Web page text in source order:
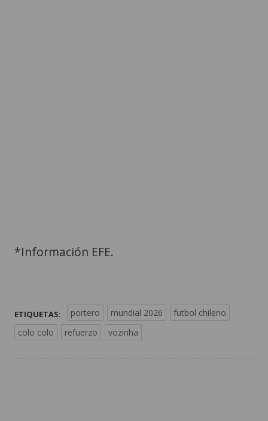
*Información EFE.
ETIQUETAS: portero mundial 2026
futbol chileno
colo colo
refuerzo vozinha